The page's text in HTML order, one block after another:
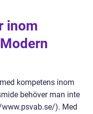
inom
kompetens inom
behöver man inte
). Med